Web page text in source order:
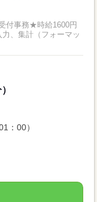
付事務★時給1600円
、集計（フォーマッ
：00）